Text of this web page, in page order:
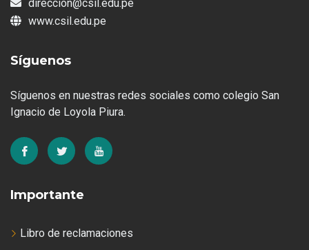
direccion@csil.edu.pe
www.csil.edu.pe
Síguenos
Síguenos en nuestras redes sociales como colegio San
Ignacio de Loyola Piura.
Importante
Libro de reclamaciones